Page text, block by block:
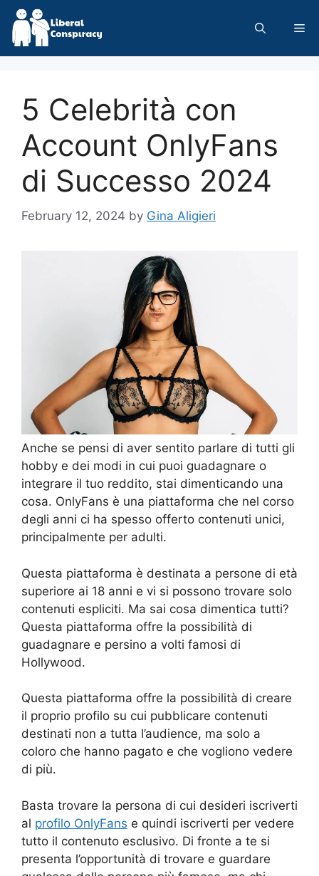
Skip
content
5 Celebrità con
Account OnlyFans
di Successo 2024
February 12, 2024 by Gina Aligieri
Anche se pensi di aver sentito parlare di tutti gli
hobby e dei modi in cui puoi guadagnare o
integrare il tuo reddito, stai dimenticando una
cosa. OnlyFans è una piattaforma che nel corso
degli anni ci ha spesso offerto contenuti unici,
principalmente per adulti.
Questa piattaforma è destinata a persone di età
superiore ai 18 anni e vi si possono trovare solo
contenuti espliciti. Ma sai cosa dimentica tutti?
Questa piattaforma offre la possibilità di
guadagnare e persino a volti famosi di
Hollywood.
Questa piattaforma offre la possibilità di creare
il proprio profilo su cui pubblicare contenuti
destinati non a tutta l’audience, ma solo a
coloro che hanno pagato e che vogliono vedere
di più.
Basta trovare la persona di cui desideri iscriverti
al profilo OnlyFans e quindi iscriverti per vedere
tutto il contenuto esclusivo. Di fronte a te si
presenta l’opportunità di trovare e guardare